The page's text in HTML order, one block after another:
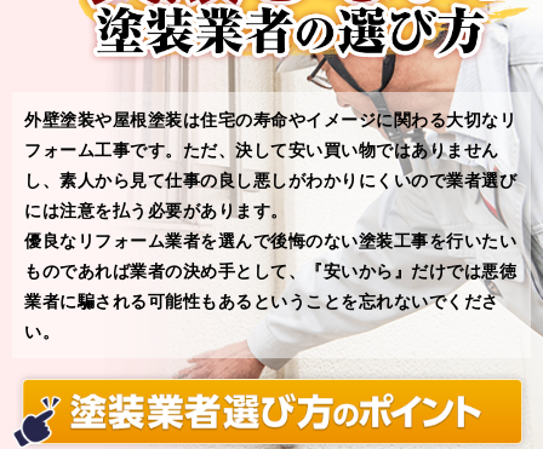
外壁塗装や屋根塗装は住宅の寿命やイメージに関わる⼤切なリ
フォーム工事です。ただ、決して安い買い物ではありません
し、素⼈から⾒て仕事の良し悪しがわかりにくいので業者選び
には注意を払う必要があります。
優良なリフォーム業者を選んで後悔のない塗装工事を⾏いたい
ものであれば業者の決め手として、『安いから』だけでは悪徳
業者に騙される可能性もあるということを忘れないでくださ
い。